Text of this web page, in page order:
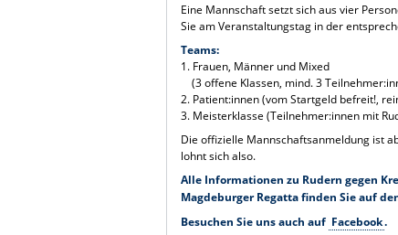
Eine Mannschaft setzt sich aus vier
Sie am Veranstaltungstag in der
Teams:
1. Frauen, Männer und Mixed
(3 offene Klassen, mind. 3
2. Patient:innen (vom Startgeld befreit!,
3. Meisterklasse (Teilnehmer:innen mit
Die offizielle Mannschaftsanmeldung ist
lohnt sich also.
Alle Informationen zu Rudern gegen
Magdeburger Regatta finden Sie auf
Besuchen Sie uns auch auf Facebook.